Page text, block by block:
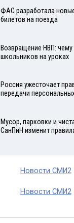
ФАС разработала
билетов на поезда
Возвращение НВП: чему
школьников на уроках
Россия ужесточает
передачи
Мусор, парковки и
СанПиН изменит
Новости СМИ2
Новости СМИ2